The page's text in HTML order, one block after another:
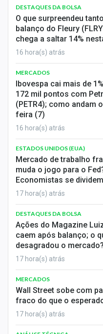
DESTAQUES DA BOLSA
O que surpreendeu
balanço do Fleury
chega a saltar 14%
16 hora(s) atrás
MERCADOS
Ibovespa cai mais de
172 mil pontos com
(PETR4); como andam
feira (7)
16 hora(s) atrás
ESTADOS UNIDOS (EUA)
Mercado de trabalho
muda o jogo para o
Economistas se
17 hora(s) atrás
DESTAQUES DA BOLSA
Ações do Magazine
caem após balanço; o
desagradou o mercado?
17 hora(s) atrás
MERCADOS
Wall Street sobe com
fraco do que o
17 hora(s) atrás